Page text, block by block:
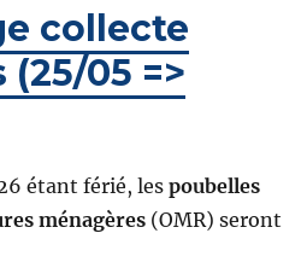
collecte
05 =>
étant férié, les poubelles
ménagères(OMR) seront